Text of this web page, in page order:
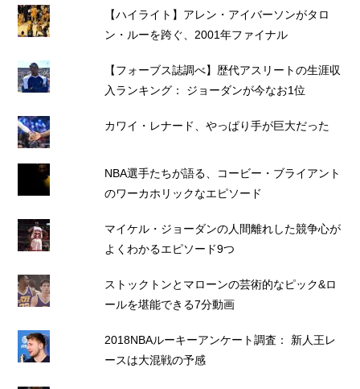
【ハイライト】アレン・アイバーソンがタロ
ン・ルーを跨ぐ、2001年ファイナル
【フォーブス誌調べ】歴代アスリートの生涯収
入ランキング： ジョーダンが今なお1位
カワイ・レナード、やっぱり手が巨大だった
NBA選手たちが語る、コービー・ブライアント
のワーカホリックなエピソード
マイケル・ジョーダンの人間離れした競争心が
よくわかるエピソード9つ
ストックトンとマローンの芸術的なピック&ロ
ールを堪能できる7分動画
2018NBAルーキーアンケート調査： 新人王レ
ースは大混戦の予感